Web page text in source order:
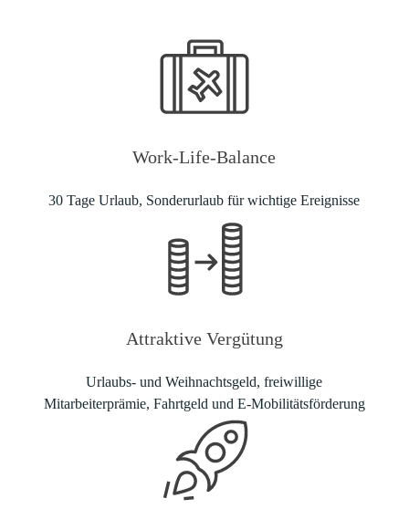
Work-Life-Balance
30 Tage Urlaub, Sonderurlaub für wichtige Ereignisse
Attraktive Vergütung
Urlaubs- und Weihnachtsgeld, freiwillige
Mitarbeiterprämie, Fahrtgeld und E-Mobilitätsförderung